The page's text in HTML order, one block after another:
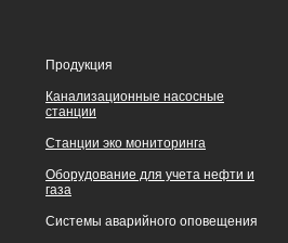
Продукция
Канализационные насосные
станции
Станции эко мониторинга
Оборудование для учета нефти и
газа
Системы аварийного оповещения